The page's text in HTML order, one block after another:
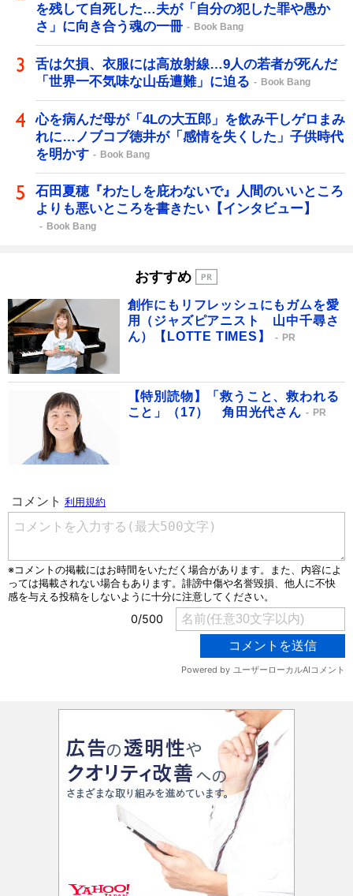
を残して自死した…夫が「自分の犯した罪や愚か
さ」に向き合う魂の一冊
Book Bang
舌は欠損、衣服には高放射線…9人の若者が死んだ
「世界一不気味な山岳遭難」に迫る
Book Bang
心を病んだ母が「4Lの大五郎」を飲み干しゲロまみ
れに…ノブコブ徳井が「感情を失くした」子供時代
を明かす
Book Bang
石田夏穂『わたしを庇わないで』人間のいいところ
よりも悪いところを書きたい【インタビュー】
Book Bang
おすすめ
創作にもリフレッシュにもガムを愛
用（ジャズピアニスト 山中千尋さ
ん）【LOTTE TIMES】
PR
【特別読物】「救うこと、救われる
こと」（17） 角田光代さん
PR